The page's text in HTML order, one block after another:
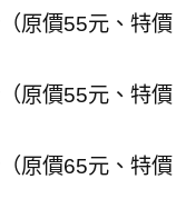
原價55元、特價
原價55元、特價
原價65元、特價